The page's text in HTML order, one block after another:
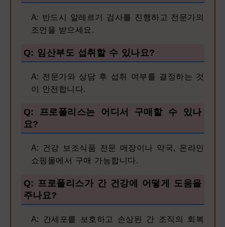
A: 반드시 알레르기 검사를 진행하고 전문가의
조언을 받으세요.
Q: 임산부도 섭취할 수 있나요?
A: 전문가와 상담 후 섭취 여부를 결정하는 것
이 안전합니다.
Q: 프로폴리스는 어디서 구매할 수 있나
요?
A: 건강 보조식품 전문 매장이나 약국, 온라인
쇼핑몰에서 구매 가능합니다.
Q: 프로폴리스가 간 건강에 어떻게 도움을
주나요?
A: 간세포를 보호하고 손상된 간 조직의 회복